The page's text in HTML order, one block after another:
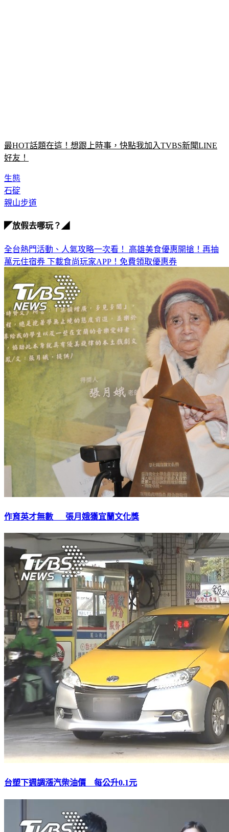
最HOT話題在這！想跟上時事，快點我加入TVBS新聞LINE
好友！
生態
石碇
親山步道
◤放假去哪玩？◢
全台熱門活動、人氣攻略一次看！ 高雄美食優惠開搶！再抽
萬元住宿券 下載食尚玩家APP！免費領取優惠券
作育英才無數 張月娥獲宜蘭文化獎
台塑下週調漲汽柴油價 每公升0.1元